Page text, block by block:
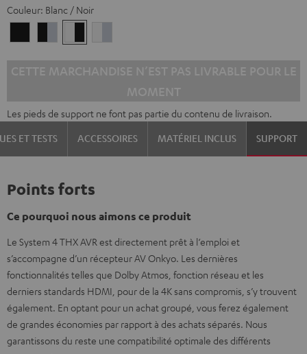
Couleur: Blanc / Noir
/
Les pieds de support ne font pas partie du contenu de livraison.
ET TESTS
ACCESSOIRES MATÉRIEL INCLUS SUPPORT
Points forts
Ce pourquoi nous aimons ce produit
Le System 4 THX AVR est directement prêt à l‘emploi et
s’accompagne d’un récepteur AV Onkyo. Les dernières
fonctionnalités telles que Dolby Atmos, fonction réseau et les
derniers standards HDMI, pour de la 4K sans compromis, s’y trouvent
également. En optant pour un achat groupé, vous ferez également
de grandes économies par rapport à des achats séparés. Nous
garantissons du reste une compatibilité optimale des différents